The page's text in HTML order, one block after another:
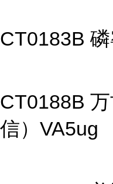
CT0183B
CT0188B
信）VA5ug